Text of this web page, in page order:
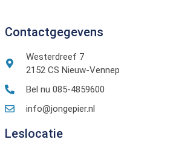
Contactgegevens
Westerdreef 7
2152 CS Nieuw-Vennep
Bel nu 085-4859600
info@jongepier.nl
Leslocatie